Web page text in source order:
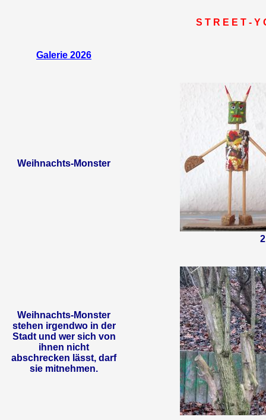
S T R E E T -
Galerie 2026
Weihnachts-Monster
Weihnachts-Monster
stehen irgendwo in der
Stadt und wer sich von
ihnen nicht
abschrecken lässt, darf
sie mitnehmen.